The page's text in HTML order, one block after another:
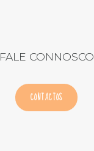
FALE CONNOSCO
CONTACTOS